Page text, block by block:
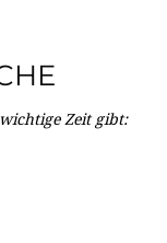
Zeit gibt: